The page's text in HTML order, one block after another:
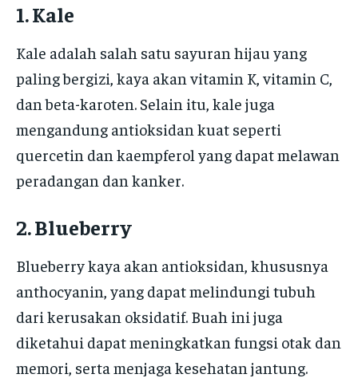
1. Kale
Kale adalah salah satu sayuran hijau yang
paling bergizi, kaya akan vitamin K, vitamin C,
dan beta-karoten. Selain itu, kale juga
mengandung antioksidan kuat seperti
quercetin dan kaempferol yang dapat melawan
peradangan dan kanker.
2. Blueberry
Blueberry kaya akan antioksidan, khususnya
anthocyanin, yang dapat melindungi tubuh
dari kerusakan oksidatif. Buah ini juga
diketahui dapat meningkatkan fungsi otak dan
memori, serta menjaga kesehatan jantung.